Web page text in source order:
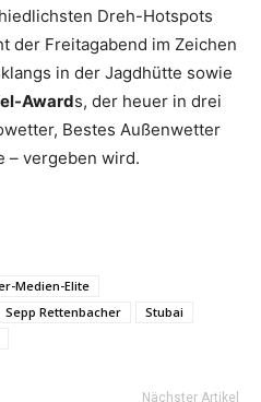
Dreh-Hotspots
der Freitagabend im Zeichen
in der Jagdhütte sowie
Awards, der heuer in drei
Bestes Außenwetter
– vergeben wird.
Medien-Elite
Sepp Rettenbacher
Stubai
Nächster Artikel